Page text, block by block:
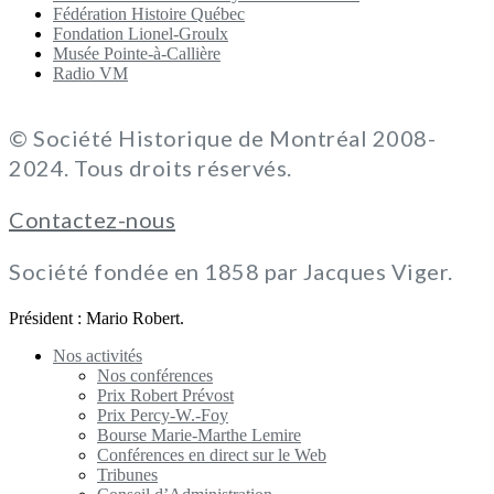
Fédération Histoire Québec
Fondation Lionel-Groulx
Musée Pointe-à-Callière
Radio VM
© Société Historique de Montréal 2008-
2024. Tous droits réservés.
Contactez-nous
Société fondée en 1858 par Jacques Viger.
Président : Mario Robert.
Nos activités
Nos conférences
Prix Robert Prévost
Prix Percy-W.-Foy
Bourse Marie-Marthe Lemire
Conférences en direct sur le Web
Tribunes